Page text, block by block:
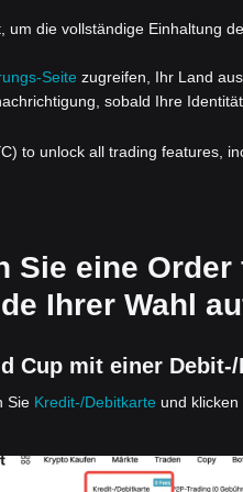
um die vollständige Einhaltung
Seite zugreifen, Ihr Land
sobald Ihre
to unlock all trading features,
Sie eine
Ihrer Wahl
Cup mit einer
Sie Kredit-/Debitkarte und